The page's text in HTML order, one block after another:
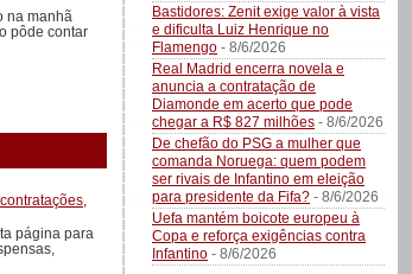
na manhã
pôde contar
página para
Bastidores: Zenit exige valor à vista
e dificulta Luiz Henrique no
Flamengo - 8/6/2026
Real Madrid encerra novela e
anuncia a contratação de
Diamonde em acerto que pode
chegar a R$ 827 milhões - 8/6/2026
De chefão do PSG a mulher que
comanda Noruega: quem podem
ser rivais de Infantino em eleição
para presidente da Fifa? - 8/6/2026
Uefa mantém boicote europeu à
Copa e reforça exigências contra
Infantino - 8/6/2026